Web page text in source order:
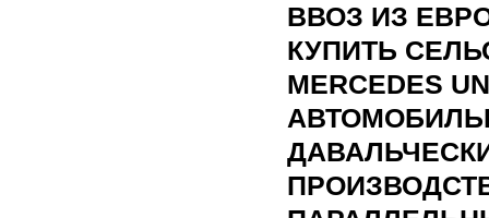
ВВОЗ ИЗ
КУПИТЬ
MERCEDES